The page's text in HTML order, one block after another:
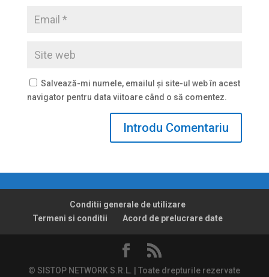
Salvează-mi numele, emailul și site-ul web în acest
navigator pentru data viitoare când o să comentez.
Conditii generale de utilizare
Termeni si conditii
Acord de prelucrare date
© SISTOP NETWORK S.R.L. | Toate drepturile rezervate